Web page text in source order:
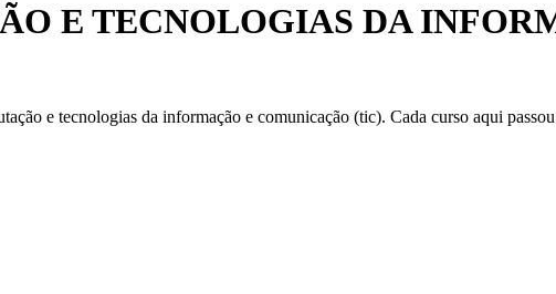
E TECNOLOGIAS DA
e tecnologias da informação e comunicação (tic). Cada curso aqui